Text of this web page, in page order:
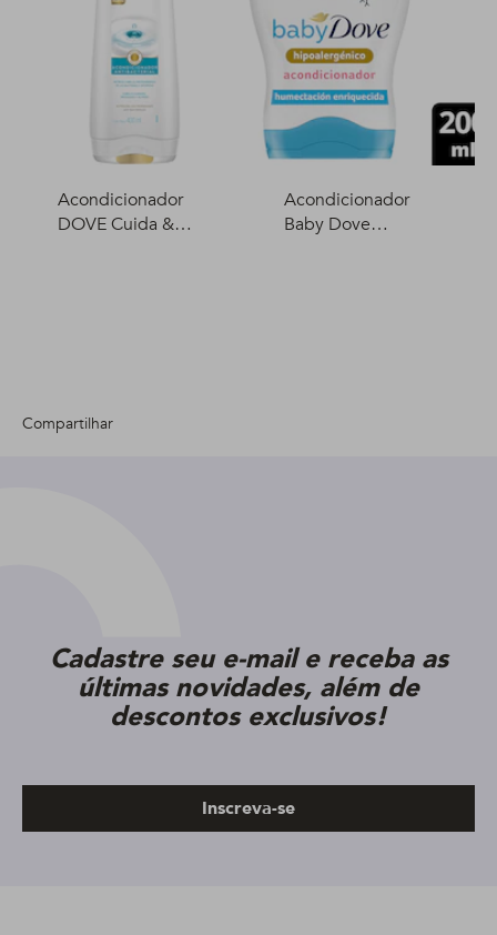
Acondicionador
DOVE Cuida &
Acondicionador
Baby Dove
Compartilhar
Cadastre seu e-mail e receba as
últimas novidades, além de
descontos exclusivos!
Inscreva-se